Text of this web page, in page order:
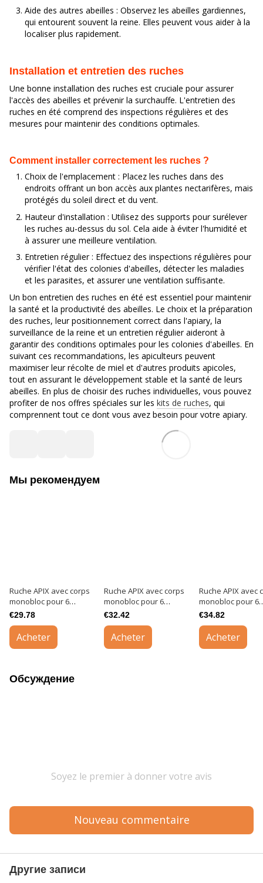
Aide des autres abeilles : Observez les abeilles gardiennes,
qui entourent souvent la reine. Elles peuvent vous aider à la
localiser plus rapidement.
Installation et entretien des ruches
Une bonne installation des ruches est cruciale pour assurer
l'accès des abeilles et prévenir la surchauffe. L'entretien des
ruches en été comprend des inspections régulières et des
mesures pour maintenir des conditions optimales.
Comment installer correctement les ruches ?
Choix de l'emplacement : Placez les ruches dans des
endroits offrant un bon accès aux plantes nectarifères, mais
protégés du soleil direct et du vent.
Hauteur d'installation : Utilisez des supports pour surélever
les ruches au-dessus du sol. Cela aide à éviter l'humidité et
à assurer une meilleure ventilation.
Entretien régulier : Effectuez des inspections régulières pour
vérifier l'état des colonies d'abeilles, détecter les maladies
et les parasites, et assurer une ventilation suffisante.
Un bon entretien des ruches en été est essentiel pour maintenir
la santé et la productivité des abeilles. Le choix et la préparation
des ruches, leur positionnement correct dans l'apiary, la
surveillance de la reine et un entretien régulier aideront à
garantir des conditions optimales pour les colonies d'abeilles. En
suivant ces recommandations, les apiculteurs peuvent
maximiser leur récolte de miel et d'autres produits apicoles,
tout en assurant le développement stable et la santé de leurs
abeilles. En plus de choisir des ruches individuelles, vous pouvez
profiter de nos offres spéciales sur les kits de ruches, qui
comprennent tout ce dont vous avez besoin pour votre apiary.
Мы рекомендуем
Ruche APIX avec corps
monobloc pour 6
cadres 145 mm basic
€29.78
Acheter
Ruche APIX avec corps
monobloc pour 6
cadres 230 mm basic
€32.42
Acheter
Ruche APIX avec
monobloc pour 6
cadres 300 mm
€34.82
Acheter
Обсуждение
Soyez le premier à donner votre avis
Nouveau commentaire
Другие записи